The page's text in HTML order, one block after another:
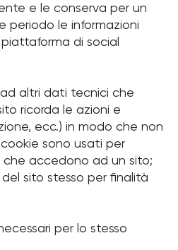
e le conserva per un
periodo le informazioni
di social
ad altri dati tecnici che
ricorda le azioni e
ecc.) in modo che non
sono usati per
che accedono ad un sito;
sito stesso per finalità
per lo stesso